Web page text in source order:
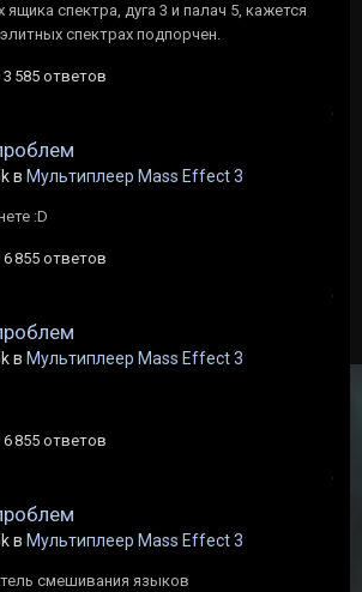
спектра, дуга 3 и палач 5, кажется
спектрах подпорчен.
3 585 ответов
в Мультиплеер Mass Effect 3
:D
6 855 ответов
в Мультиплеер Mass Effect 3
6 855 ответов
в Мультиплеер Mass Effect 3
смешивания языков